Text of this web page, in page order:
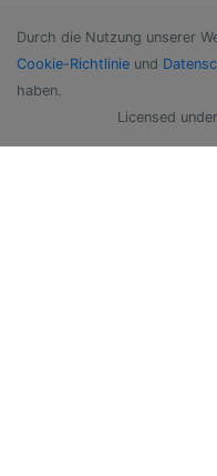
Durch die Nutzung unserer
Cookie-Richtlinie und
haben.
Licensed under